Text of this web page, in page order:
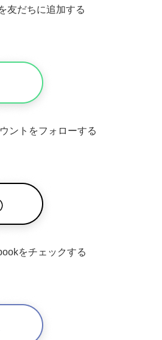
友だちに追加する
ントをフォローする
をチェックする